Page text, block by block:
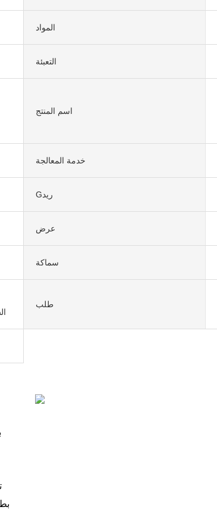
المواد
التعبئة
اسم المنتج
خدمة المعالجة
Gريد
عرض
سماكة
طلب